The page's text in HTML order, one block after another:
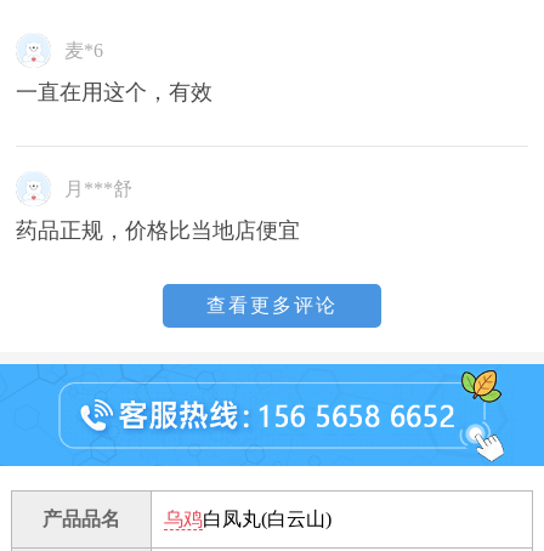
麦*6
一直在用这个，有效
月***舒
药品正规，价格比当地店便宜
查看更多评论
产品品名 乌鸡白凤丸(白云山)